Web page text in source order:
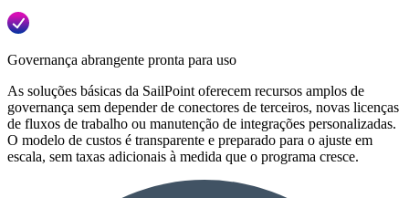
Governança abrangente pronta para uso
As soluções básicas da SailPoint oferecem recursos amplos de
governança sem depender de conectores de terceiros, novas licenças
de fluxos de trabalho ou manutenção de integrações personalizadas.
O modelo de custos é transparente e preparado para o ajuste em
escala, sem taxas adicionais à medida que o programa cresce.